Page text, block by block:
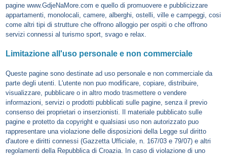
pagine www.GdjeNaMore.com e quello di promuovere e pubblicizzare
appartamenti, monolocali, camere, alberghi, ostelli, ville e campeggi, cosi
come altri tipi di strutture che offrono alloggio per ospiti o che offrono
servizi connessi al turismo sport, svago e relax.
Limitazione all'uso personale e non commerciale
Queste pagine sono destinate ad uso personale e non commerciale da
parte degli utenti. L'utente non puo modificare, copiare, distribuire,
visualizzare, pubblicare o in altro modo trasmettere o vendere
informazioni, servizi o prodotti pubblicati sulle pagine, senza il previo
consenso dei proprietari o inserzionisti. Il materiale pubblicato sulle
pagine e protetto da copyright e qualsiasi uso non autorizzato puo
rappresentare una violazione delle disposizioni della Legge sul diritto
d'autore e diritti connessi (Gazzetta Ufficiale, n. 167/03 e 79/07) e altri
regolamenti della Repubblica di Croazia. In caso di violazione di uno